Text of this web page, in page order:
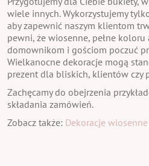
wiele innych. Wykorzystujemy
aby zapewnić naszym klientom
pewni, że wiosenne, pełne
domownikom i gościom poczuć
Wielkanocne dekoracje mogą
prezent dla bliskich, klientów czy
Zachęcamy do obejrzenia
składania zamówień.
Zobacz także: Dekoracje